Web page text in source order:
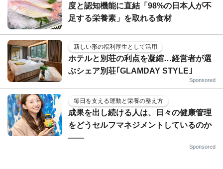
度と認知機能に直結「98%の日本人が不
足する栄養素」を取れる食材
新しい形の福利厚生として活用
ホテルと別荘の利点を凝縮…経営者が選
ぶシェア別荘｢GLAMDAY STYLE｣
Sponsored
毎日を支える運動と栄養の整え方
成果を出し続ける人は、日々の健康管理
をどうセルフマネジメントしているのか
——
Sponsored